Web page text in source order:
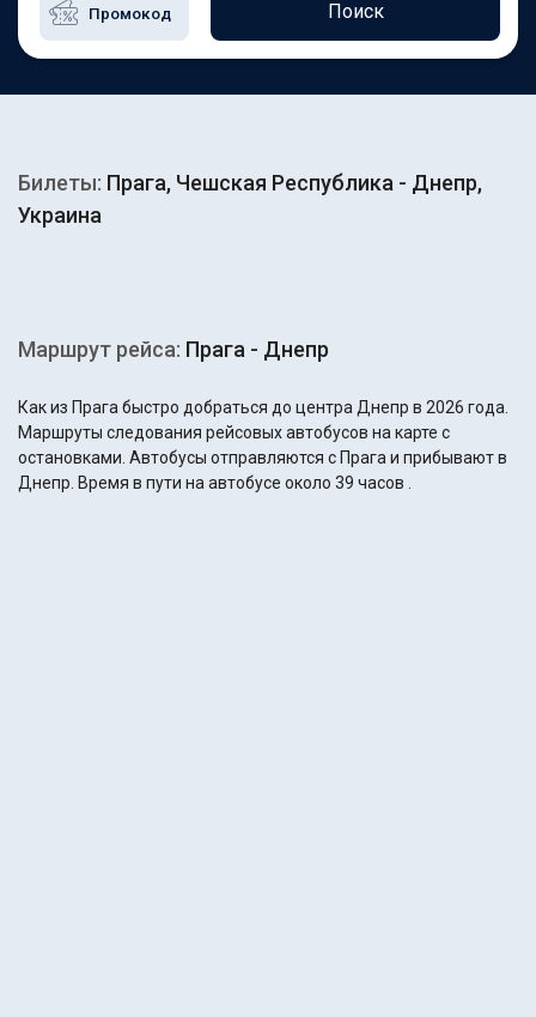
Поиск
Билеты: Прага, Чешская Республика - Днепр,
Украина
Маршрут рейса: Прага - Днепр
Как из Прага быстро добраться до центра Днепр в 2026 года.
Маршруты следования рейсовых автобусов на карте с
остановками. Автобусы отправляются с Прага и прибывают в
Днепр. Время в пути на автобусе около 39 часов .